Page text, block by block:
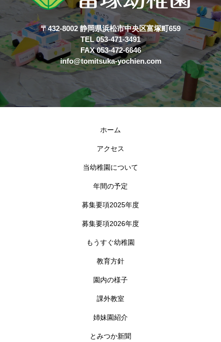
〒432-8002 静岡県浜松市中央区富塚町659
TEL 053-471-3491
FAX 053-472-6646
info@tomitsuka-yochien.com
ホーム
アクセス
当幼稚園について
年間の予定
募集要項2025年度
募集要項2026年度
もうすぐ幼稚園
教育方針
園内の様子
課外教室
姉妹園紹介
とみつか新聞